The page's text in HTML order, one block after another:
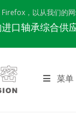
，以从我们的网
口轴承综合供
菜单